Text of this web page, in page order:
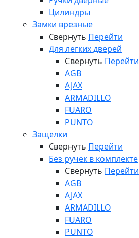
Цилиндры
Замки врезные
Свернуть Перейти
Для легких дверей
Свернуть Перейти
AGB
AJAX
ARMADILLO
FUARO
PUNTO
Защелки
Свернуть Перейти
Без ручек в комплекте
Свернуть Перейти
AGB
AJAX
ARMADILLO
FUARO
PUNTO